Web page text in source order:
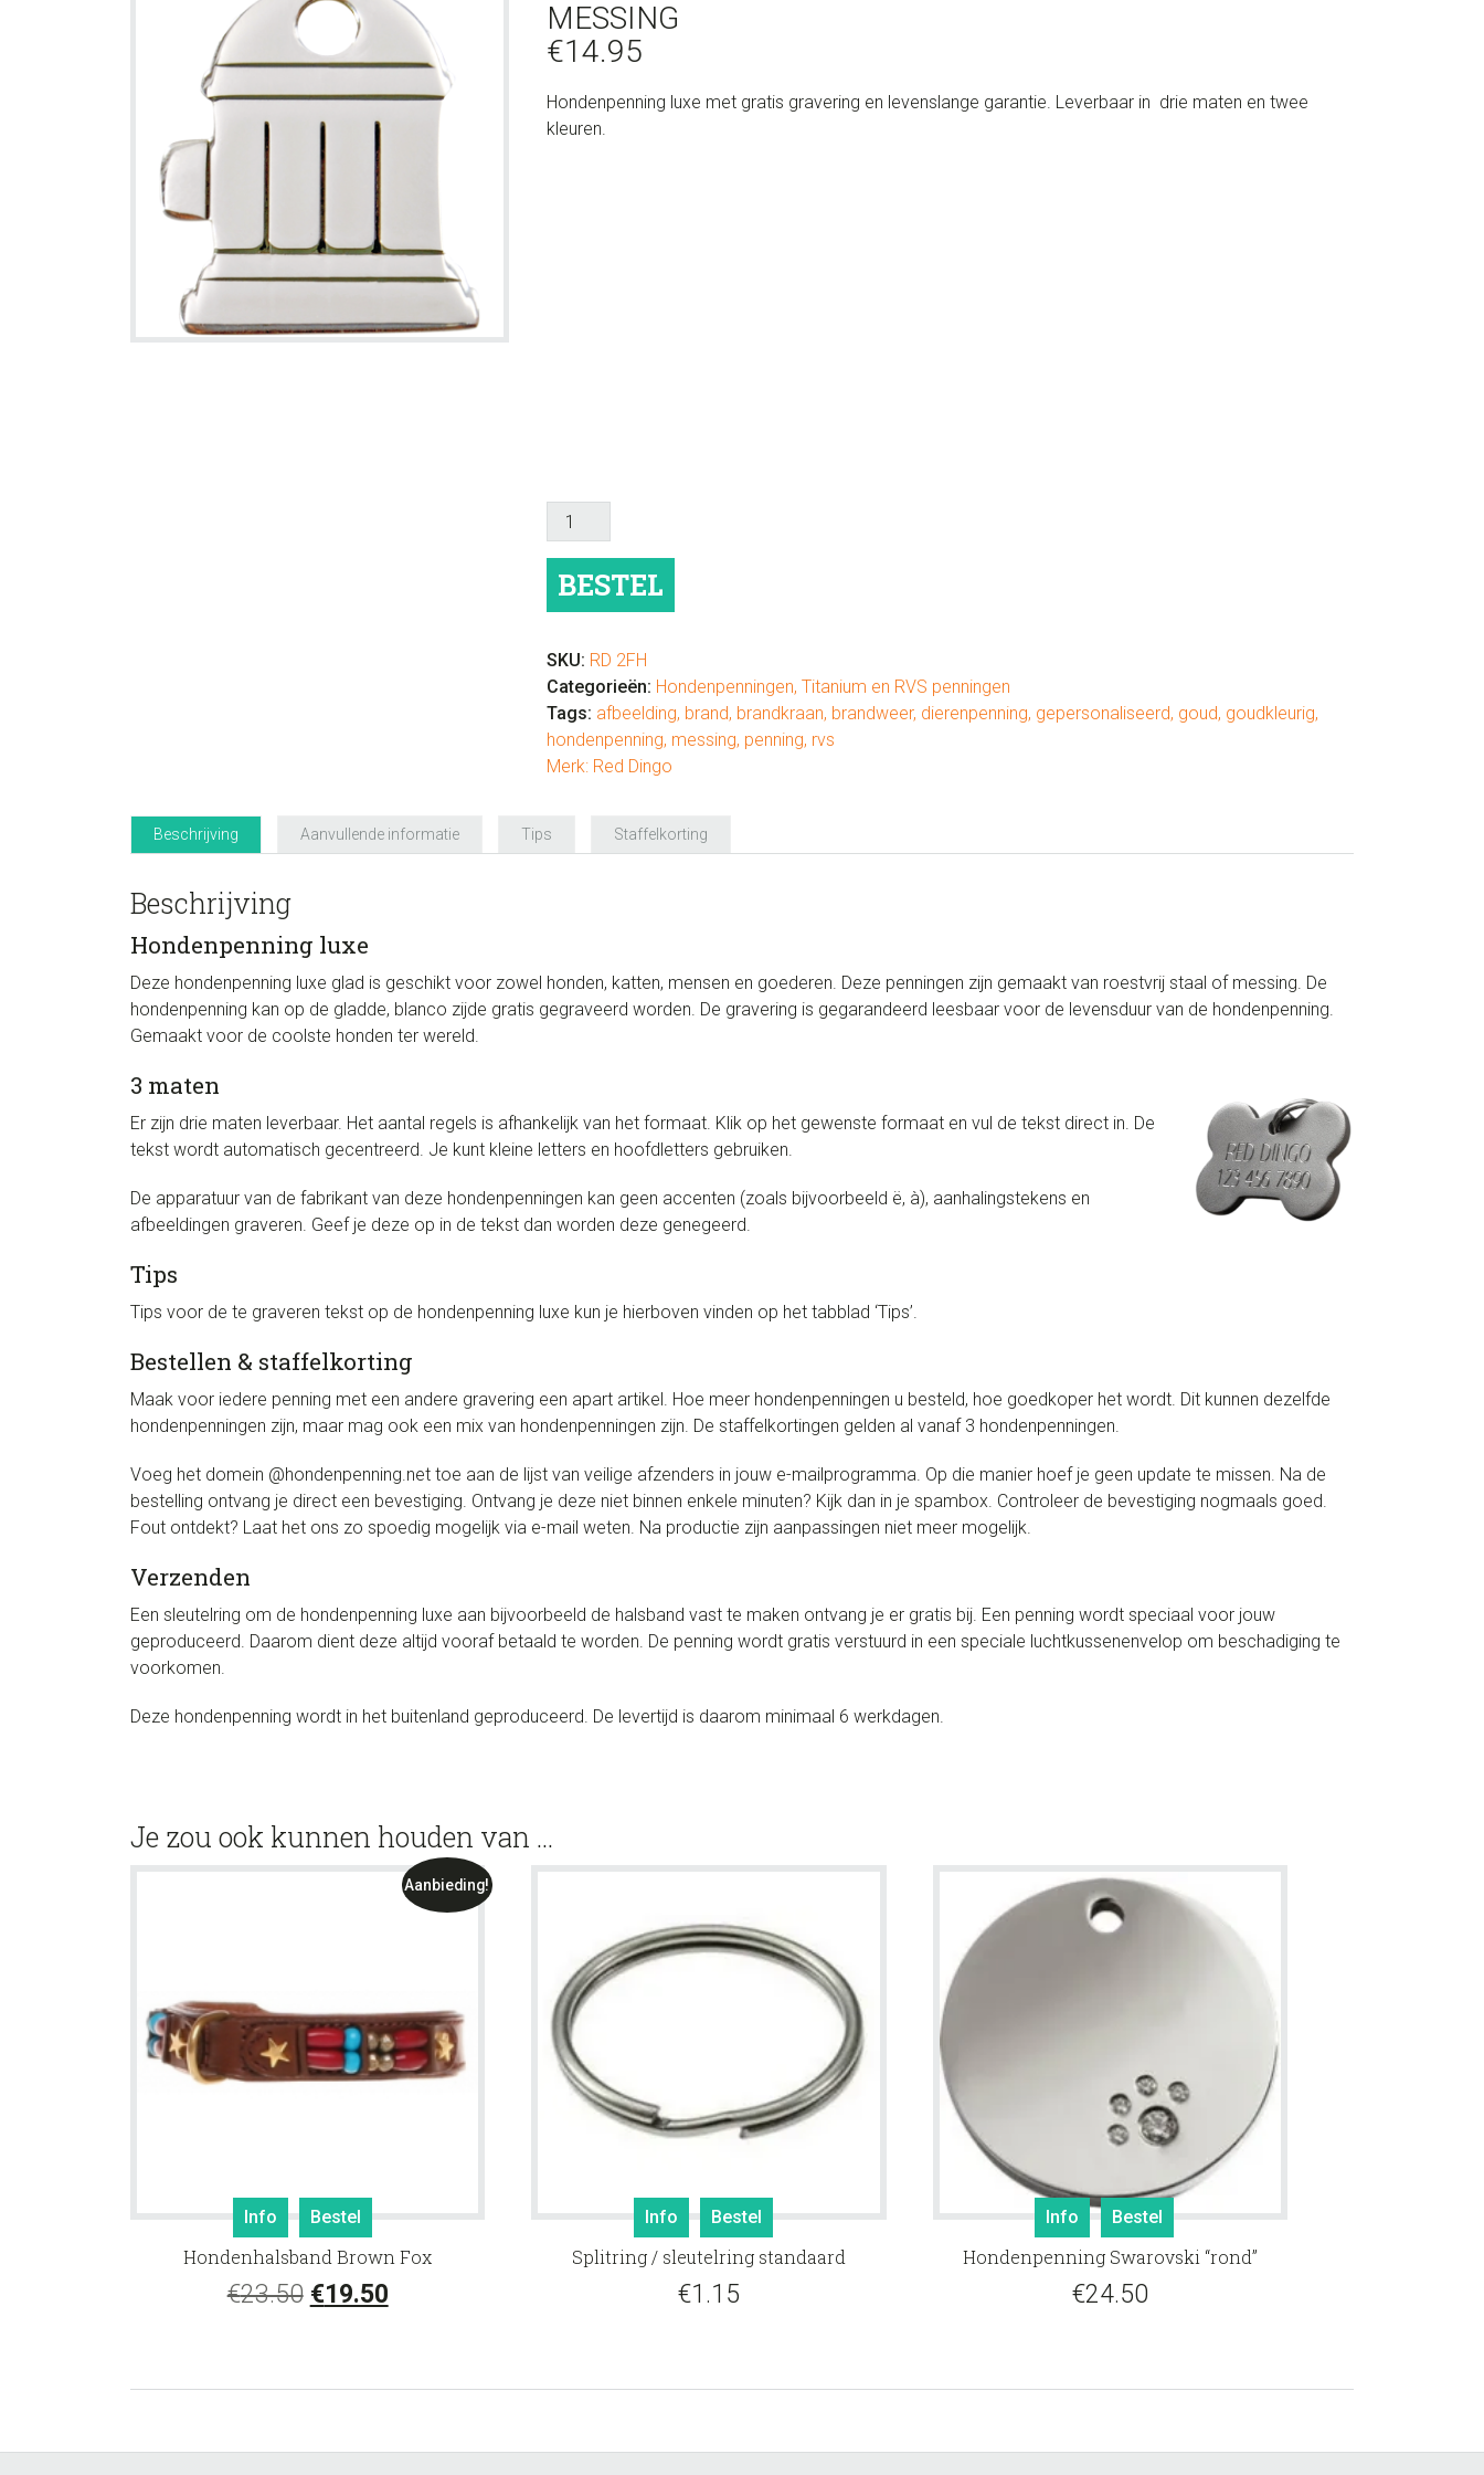
MESSING
€14.95
Hondenpenning luxe met gratis gravering en levenslange garantie. Leverbaar in drie maten en twee
kleuren.
Hondenpenning
luxe
RVS
of
aantal
BESTEL
SKU: RD 2FH
Categorieën: Hondenpenningen, Titanium en RVS penningen
Tags: afbeelding, brand, brandkraan, brandweer, dierenpenning, gepersonaliseerd, goud, goudkleurig,
hondenpenning, messing, penning, rvs
Merk: Red Dingo
Beschrijving Aanvullende informatie Tips Staffelkorting
Beschrijving
Hondenpenning luxe
Deze hondenpenning luxe glad is geschikt voor zowel honden, katten, mensen en goederen. Deze penningen zijn gemaakt van roestvrij staal of messing. De
hondenpenning kan op de gladde, blanco zijde gratis gegraveerd worden. De gravering is gegarandeerd leesbaar voor de levensduur van de hondenpenning.
Gemaakt voor de coolste honden ter wereld.
3 maten
Er zijn drie maten leverbaar. Het aantal regels is afhankelijk van het formaat. Klik op het gewenste formaat en vul de tekst direct in. De
tekst wordt automatisch gecentreerd. Je kunt kleine letters en hoofdletters gebruiken.
De apparatuur van de fabrikant van deze hondenpenningen kan geen accenten (zoals bijvoorbeeld ë, à), aanhalingstekens en
afbeeldingen graveren. Geef je deze op in de tekst dan worden deze genegeerd.
Tips
Tips voor de te graveren tekst op de hondenpenning luxe kun je hierboven vinden op het tabblad ‘Tips’.
Bestellen & staffelkorting
Maak voor iedere penning met een andere gravering een apart artikel. Hoe meer hondenpenningen u besteld, hoe goedkoper het wordt. Dit kunnen dezelfde
hondenpenningen zijn, maar mag ook een mix van hondenpenningen zijn. De staffelkortingen gelden al vanaf 3 hondenpenningen.
Voeg het domein @hondenpenning.net toe aan de lijst van veilige afzenders in jouw e-mailprogramma. Op die manier hoef je geen update te missen. Na de
bestelling ontvang je direct een bevestiging. Ontvang je deze niet binnen enkele minuten? Kijk dan in je spambox. Controleer de bevestiging nogmaals goed.
Fout ontdekt? Laat het ons zo spoedig mogelijk via e-mail weten. Na productie zijn aanpassingen niet meer mogelijk.
Verzenden
Een sleutelring om de hondenpenning luxe aan bijvoorbeeld de halsband vast te maken ontvang je er gratis bij. Een penning wordt speciaal voor jouw
geproduceerd. Daarom dient deze altijd vooraf betaald te worden. De penning wordt gratis verstuurd in een speciale luchtkussenenvelop om beschadiging te
voorkomen.
Deze hondenpenning wordt in het buitenland geproduceerd. De levertijd is daarom minimaal 6 werkdagen.
Je zou ook kunnen houden van …
Aanbieding!
Info Bestel
Hondenhalsband Brown Fox
€23.50 Oorspronkelijke
€19.50Huidige
Info Bestel
Splitring / sleutelring standaard
€1.15
Info Bestel
Hondenpenning Swarovski “rond”
€24.50